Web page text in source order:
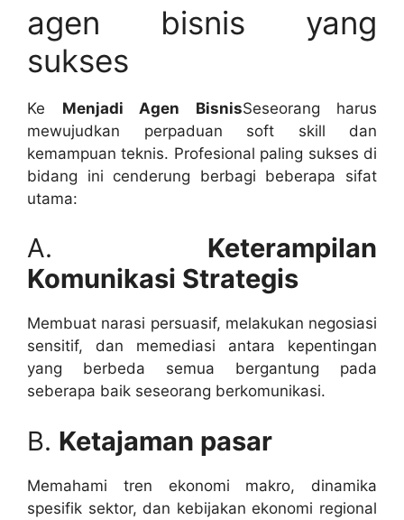
agen bisnis yang
sukses
Ke Menjadi Agen BisnisSeseorang harus
mewujudkan perpaduan soft skill dan
kemampuan teknis. Profesional paling sukses di
bidang ini cenderung berbagi beberapa sifat
utama:
A. Keterampilan
Komunikasi Strategis
Membuat narasi persuasif, melakukan negosiasi
sensitif, dan memediasi antara kepentingan
yang berbeda semua bergantung pada
seberapa baik seseorang berkomunikasi.
B. Ketajaman pasar
Memahami tren ekonomi makro, dinamika
spesifik sektor, dan kebijakan ekonomi regional